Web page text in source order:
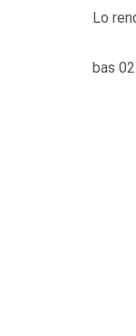
Lo
bas 02